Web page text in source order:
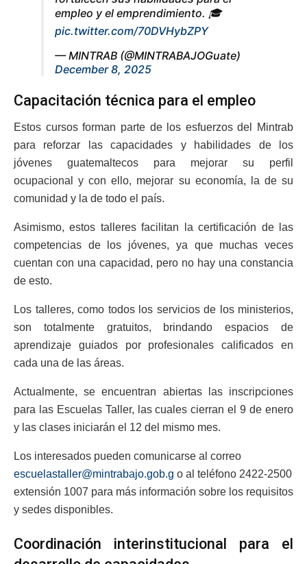
empleo y el emprendimiento. 🎓
pic.twitter.com/70DVHybZPY
— MINTRAB (@MINTRABAJOGuate)
December 8, 2025
Capacitación técnica para el empleo
Estos cursos forman parte de los esfuerzos del Mintrab
para reforzar las capacidades y habilidades de los
jóvenes guatemaltecos para mejorar su perfil
ocupacional y con ello, mejorar su economía, la de su
comunidad y la de todo el país.
Asimismo, estos talleres facilitan la certificación de las
competencias de los jóvenes, ya que muchas veces
cuentan con una capacidad, pero no hay una constancia
de esto.
Los talleres, como todos los servicios de los ministerios,
son totalmente gratuitos, brindando espacios de
aprendizaje guiados por profesionales calificados en
cada una de las áreas.
Actualmente, se encuentran abiertas las inscripciones
para las Escuelas Taller, las cuales cierran el 9 de enero
y las clases iniciarán el 12 del mismo mes.
Los interesados pueden comunicarse al correo
escuelastaller@mintrabajo.gob.g o al teléfono 2422-2500
extensión 1007 para más información sobre los requisitos
y sedes disponibles.
Coordinación interinstitucional para el